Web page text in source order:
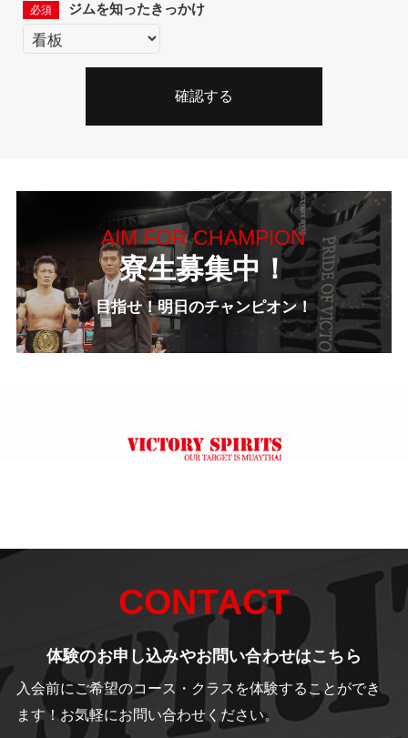
必須 ジムを知ったきっかけ
AIM FOR CHAMPION
寮生募集中！
目指せ！明日のチャンピオン！
CONTACT
体験のお申し込みやお問い合わせはこちら
入会前にご希望のコース・クラスを体験することができ
ます！ お気軽にお問い合わせください。